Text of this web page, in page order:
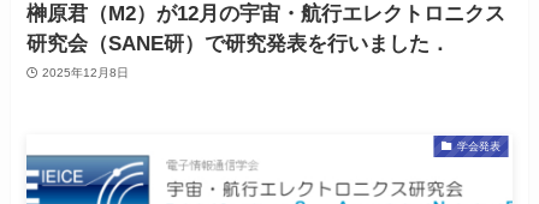
榊原君（M2）が12月の宇宙・航行エレクトロニクス
研究会（SANE研）で研究発表を行いました．
2025年12月8日
学会発表